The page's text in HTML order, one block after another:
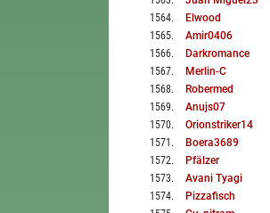
1564. Elwood
1565. Amir0406
1566. Darkromance
1567. Merlin-C
1568. Robermed
1569. Anujs07
1570. Orionstriker14
1571 . Boera3689
1572. Pfälzer
1573. Avani Tyagi
1574. Pizzafisch